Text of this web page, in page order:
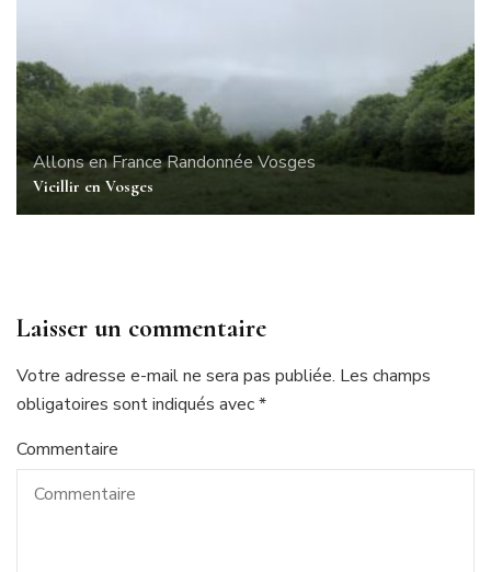
Allons en FranceRandonnéeVosges
Vieillir en Vosges
Laisser un commentaire
Votre adresse e-mail ne sera pas publiée. Les champs
obligatoires sont indiqués avec*
Commentaire